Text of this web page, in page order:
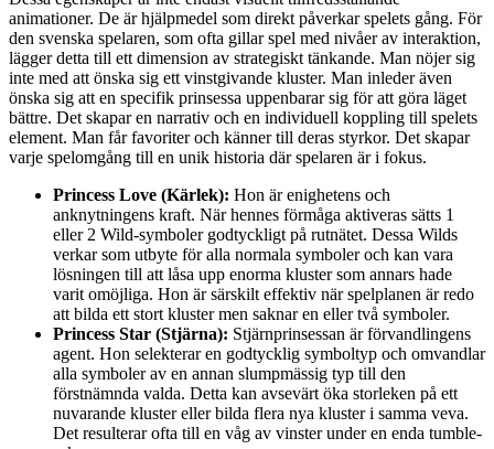
animationer. De är hjälpmedel som direkt påverkar spelets gång. För
den svenska spelaren, som ofta gillar spel med nivåer av interaktion,
lägger detta till ett dimension av strategiskt tänkande. Man nöjer sig
inte med att önska sig ett vinstgivande kluster. Man inleder även
önska sig att en specifik prinsessa uppenbarar sig för att göra läget
bättre. Det skapar en narrativ och en individuell koppling till spelets
element. Man får favoriter och känner till deras styrkor. Det skapar
varje spelomgång till en unik historia där spelaren är i fokus.
Princess Love (Kärlek): Hon är enighetens och
anknytningens kraft. När hennes förmåga aktiveras sätts 1
eller 2 Wild-symboler godtyckligt på rutnätet. Dessa Wilds
verkar som utbyte för alla normala symboler och kan vara
lösningen till att låsa upp enorma kluster som annars hade
varit omöjliga. Hon är särskilt effektiv när spelplanen är redo
att bilda ett stort kluster men saknar en eller två symboler.
Princess Star (Stjärna): Stjärnprinsessan är förvandlingens
agent. Hon selekterar en godtycklig symboltyp och omvandlar
alla symboler av en annan slumpmässig typ till den
förstnämnda valda. Detta kan avsevärt öka storleken på ett
nuvarande kluster eller bilda flera nya kluster i samma veva.
Det resulterar ofta till en våg av vinster under en enda tumble-